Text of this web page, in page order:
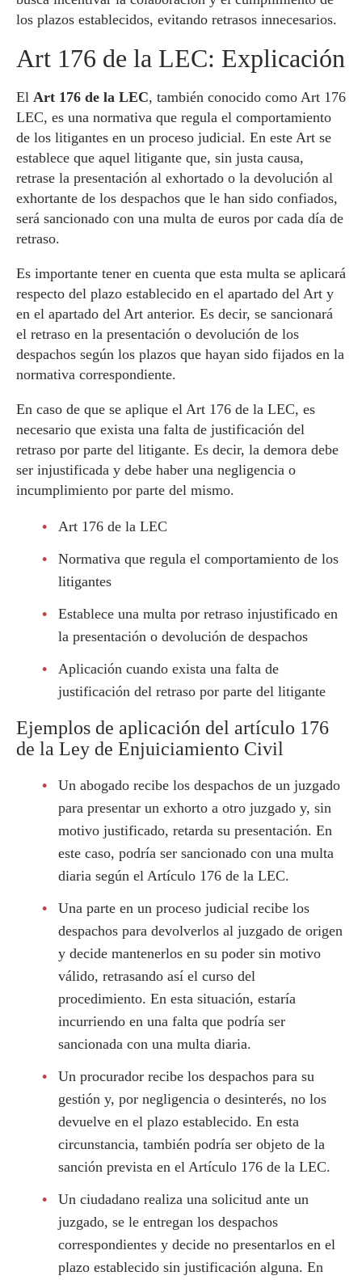
los plazos establecidos, evitando retrasos innecesarios.
Art 176 de la LEC: Explicación
El Art 176 de la LEC, también conocido como Art 176
LEC, es una normativa que regula el comportamiento
de los litigantes en un proceso judicial. En este Art se
establece que aquel litigante que, sin justa causa,
retrase la presentación al exhortado o la devolución al
exhortante de los despachos que le han sido confiados,
será sancionado con una multa de euros por cada día de
retraso.
Es importante tener en cuenta que esta multa se aplicará
respecto del plazo establecido en el apartado del Art y
en el apartado del Art anterior. Es decir, se sancionará
el retraso en la presentación o devolución de los
despachos según los plazos que hayan sido fijados en la
normativa correspondiente.
En caso de que se aplique el Art 176 de la LEC, es
necesario que exista una falta de justificación del
retraso por parte del litigante. Es decir, la demora debe
ser injustificada y debe haber una negligencia o
incumplimiento por parte del mismo.
Art 176 de la LEC
Normativa que regula el comportamiento de los
litigantes
Establece una multa por retraso injustificado en
la presentación o devolución de despachos
Aplicación cuando exista una falta de
justificación del retraso por parte del litigante
Ejemplos de aplicación del artículo 176
de la Ley de Enjuiciamiento Civil
Un abogado recibe los despachos de un juzgado
para presentar un exhorto a otro juzgado y, sin
motivo justificado, retarda su presentación. En
este caso, podría ser sancionado con una multa
diaria según el Artículo 176 de la LEC.
Una parte en un proceso judicial recibe los
despachos para devolverlos al juzgado de origen
y decide mantenerlos en su poder sin motivo
válido, retrasando así el curso del
procedimiento. En esta situación, estaría
incurriendo en una falta que podría ser
sancionada con una multa diaria.
Un procurador recibe los despachos para su
gestión y, por negligencia o desinterés, no los
devuelve en el plazo establecido. En esta
circunstancia, también podría ser objeto de la
sanción prevista en el Artículo 176 de la LEC.
Un ciudadano realiza una solicitud ante un
juzgado, se le entregan los despachos
correspondientes y decide no presentarlos en el
plazo establecido sin justificación alguna. En